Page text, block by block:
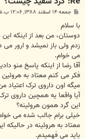
ت
جمعه ۱۴ اسفند ۱۳۸۸, ۱۲:۰۶ ب.ظ
با سلام
دوستان، من بعد از اینکه
زدم ولی باز نمیشد و ارور می
می خوام.
آقا رضا از اینکه پاسخ منو
فکر می کنم معتاد به
میگه اون داروی ترک اعتیاد
آیا واقعا یه همچین داروی
این گرد همون هروئینه؟
خیلی برام جالب شده می خوام
معتاد به هروئینه در
باید می فهمیدم.